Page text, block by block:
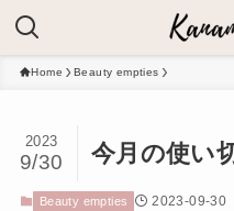
Home Beauty empties
今月の使い
2023
9/30
Beauty empties 2023-09-30